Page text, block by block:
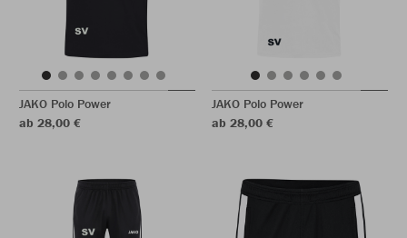
JAKO Polo Power
ab 28,00 €
JAKO Polo Power
ab 28,00 €